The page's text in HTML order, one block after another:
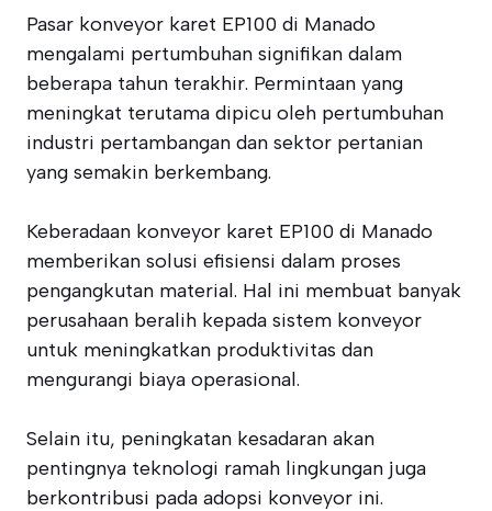
Pasar konveyor karet EP100 di Manado
mengalami pertumbuhan signifikan dalam
beberapa tahun terakhir. Permintaan yang
meningkat terutama dipicu oleh pertumbuhan
industri pertambangan dan sektor pertanian
yang semakin berkembang.
Keberadaan konveyor karet EP100 di Manado
memberikan solusi efisiensi dalam proses
pengangkutan material. Hal ini membuat banyak
perusahaan beralih kepada sistem konveyor
untuk meningkatkan produktivitas dan
mengurangi biaya operasional.
Selain itu, peningkatan kesadaran akan
pentingnya teknologi ramah lingkungan juga
berkontribusi pada adopsi konveyor ini.